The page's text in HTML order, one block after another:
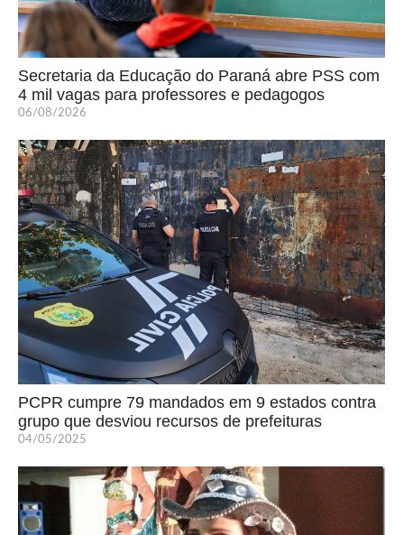
Secretaria da Educação do Paraná abre PSS com
4 mil vagas para professores e pedagogos
06/08/2026
PCPR cumpre 79 mandados em 9 estados contra
grupo que desviou recursos de prefeituras
04/05/2025